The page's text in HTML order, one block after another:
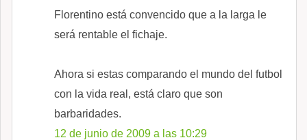
Florentino está convencido que a la larga le
será rentable el fichaje.
Ahora si estas comparando el mundo del futbol
con la vida real, está claro que son
barbaridades.
12 de junio de 2009 a las 10:29